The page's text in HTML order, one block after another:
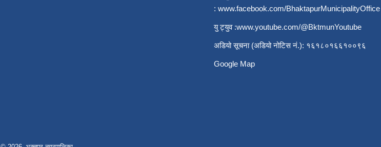
: www.facebook.com/BhaktapurMunicipalityOffice
यु ट्युव :www.youtube.com/@BktmunYoutube
अडियो सूचना (अडियो नोटिस नं.): १६१८०१६६१००९६
Google Map